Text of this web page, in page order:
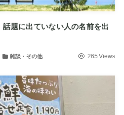
話題に出ていない人の名前を出
雑談・その他 265 Views